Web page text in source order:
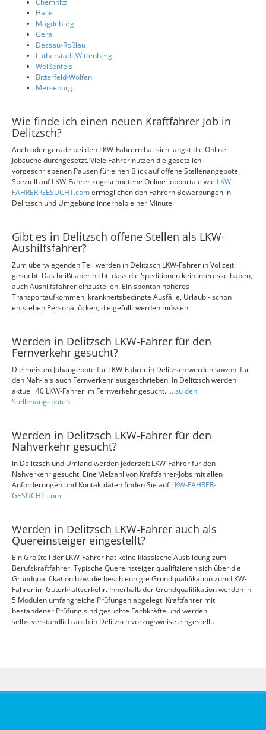
Chemnitz
Halle
Magdeburg
Gera
Dessau-Roßlau
Lutherstadt Wittenberg
Weißenfels
Bitterfeld-Wolfen
Merseburg
Wie finde ich einen neuen Kraftfahrer Job in
Delitzsch?
Auch oder gerade bei den LKW-Fahrern hat sich längst die Online-
Jobsuche durchgesetzt. Viele Fahrer nutzen die gesetzlich
vorgeschriebenen Pausen für einen Blick auf offene Stellenangebote.
Speziell auf LKW-Fahrer zugeschnittene Online-Jobportale wie LKW-
FAHRER-GESUCHT.comermöglichen den Fahrern Bewerbungen in
Delitzsch und Umgebung innerhalb einer Minute.
Gibt es in Delitzsch offene Stellen als LKW-
Aushilfsfahrer?
Zum überwiegenden Teil werden in Delitzsch LKW-Fahrer in Vollzeit
gesucht. Das heißt aber nicht, dass die Speditionen kein Interesse haben,
auch Aushilfsfahrer einzustellen. Ein spontan höheres
Transportaufkommen, krankheitsbedingte Ausfälle, Urlaub - schon
entstehen Personallücken, die gefüllt werden müssen.
Werden in Delitzsch LKW-Fahrer für den
Fernverkehr gesucht?
Die meisten Jobangebote für LKW-Fahrer in Delitzsch werden sowohl für
den Nah- als auch Fernverkehr ausgeschrieben. In Delitzsch werden
aktuell 40 LKW-Fahrer im Fernverkehr gesucht. ... zu den
Stellenangeboten
Werden in Delitzsch LKW-Fahrer für den
Nahverkehr gesucht?
In Delitzsch und Umland werden jederzeit LKW-Fahrer für den
Nahverkehr gesucht. Eine Vielzahl von Kraftfahrer-Jobs mit allen
Anforderungen und Kontaktdaten finden Sie aufLKW-FAHRER-
GESUCHT.com
Werden in Delitzsch LKW-Fahrer auch als
Quereinsteiger eingestellt?
Ein Großteil der LKW-Fahrer hat keine klassische Ausbildung zum
Berufskraftfahrer. Typische Quereinsteiger qualifizieren sich über die
Grundqualifikation bzw. die beschleunigte Grundqualifikation zum LKW-
Fahrer im Güterkraftverkehr. Innerhalb der Grundqualifikation werden in
5 Modulen umfangreiche Prüfungen abgelegt. Kraftfahrer mit
bestandener Prüfung sind gesuchte Fachkräfte und werden
selbstverständlich auch in Delitzsch vorzugsweise eingestellt.